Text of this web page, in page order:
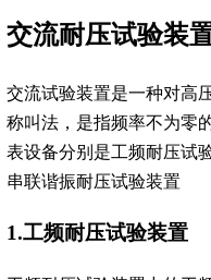
交流耐压试验装
交流试验装置是一种对高
称叫法，是指频率不为零
表设备分别是工频耐压试
串联谐振耐压试验装置
1.工频耐压试验装置